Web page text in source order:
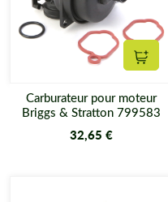
Carburateur pour moteur
Briggs & Stratton 799583
32,65 €